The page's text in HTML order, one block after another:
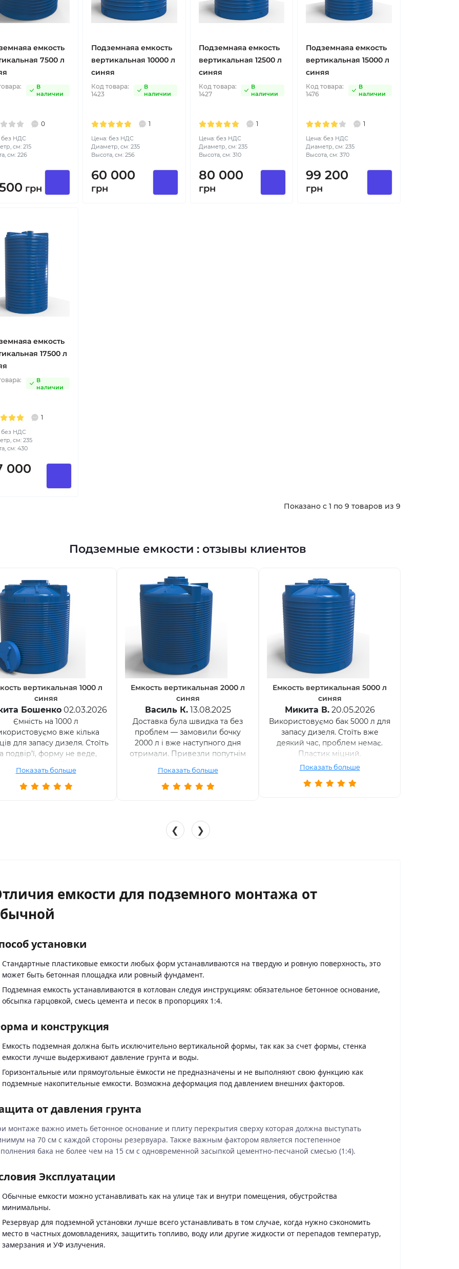
емкость
7500 л
В
наличии
0
без НДС
см: 215
см: 226
грн
Подземнаяа емкость
вертикальная 10000 л
синяя
Код товара:
1423
В
наличии
1
Цена: без НДС
Диаметр, см: 235
Высота, см: 256
60 000
грн
Подземнаяа емкость
вертикальная 12500 л
синяя
Код товара:
1427
В
наличии
1
Цена: без НДС
Диаметр, см: 235
Высота, см: 310
80 000
грн
Подземнаяа емкость
вертикальная 15000 л
синяя
Код товара:
1476
В
наличии
1
Цена: без НДС
Диаметр, см: 235
Высота, см: 370
99 200
грн
емкость
17500 л
В
наличии
1
без НДС
см: 235
см: 430
000
Показано с 1 по 9 товаров из 9
Подземные емкости : отзывы клиентов
вертикальная 1000 л
синяя
Бошенко 02.03.2026
Ємність на 1000 л
вже кілька
для запасу дизеля. Стоїть
подвір’ї, форму не веде,
задоволені.
Показать больше
Емкость вертикальная 2000 л
синяя
Василь К.13.08.2025
Доставка була швидка та без
проблем — замовили бочку
2000 л і вже наступного дня
отримали. Привезли попутнім
Показать больше
Емкость вертикальная 5000 л
синяя
Микита В.20.05.2026
Використовуємо бак 5000 л для
запасу дизеля. Стоїть вже
деякий час, проблем немає.
Пластик міцний.
Показать больше
❮ ❯
емкости для подземного монтажа от
установки
Стандартные пластиковые емкости любых форм устанавливаются на твердую и ровную поверхность, это
может быть бетонная площадка или ровный фундамент.
Подземная емкость устанавливаются в котлован следуя инструкциям: обязательное бетонное основание,
обсыпка гарцовкой, смесь цемента и песок в пропорциях 1:4.
и конструкция
Емкость подземная должна быть исключительно вертикальной формы, так как за счет формы, стенка
емкости лучше выдерживают давление грунта и воды.
Горизонтальные или прямоугольные ёмкости не предназначены и не выполняют свою функцию как
подземные накопительные емкости. Возможна деформация под давлением внешних факторов.
от давления грунта
монтаже важно иметь бетонное основание и плиту перекрытия сверху которая должна выступать
на 70 см с каждой стороны резервуара. Также важным фактором является постепенное
бака не более чем на 15 см с одновременной засыпкой цементно-песчаной смесью (1:4).
Эксплуатации
Обычные емкости можно устанавливать как на улице так и внутри помещения, обустройства
минимальны.
Резервуар для подземной установки лучше всего устанавливать в том случае, когда нужно сэкономить
место в частных домовладениях, защитить топливо, воду или другие жидкости от перепадов температур,
замерзания и УФ излучения.